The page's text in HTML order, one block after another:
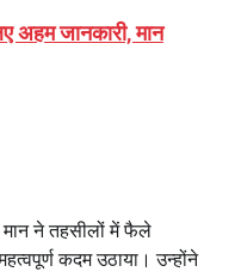
अहम जानकारी, मान
ने तहसीलों में फैले
कदम उठाया। उन्होंने